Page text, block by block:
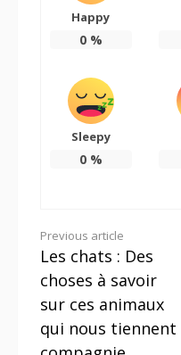
Happy
0%
Sleepy
0%
Continue
Reading
Previous article
Les chats : Des
choses à savoir
sur ces animaux
qui nous tiennent